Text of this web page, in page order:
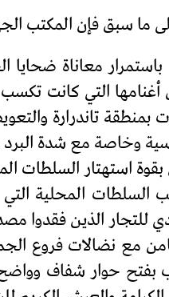
ما سبق فإن المكتب
باستمرار معاناة
التي كانت
بمنطقة تاندرارة
وخاصة مع شدة البرد
استهتار السلطات
السلطات المحلية
للتجار الذين فقدوا
مع نضالات فروع
بفتح حوار شفاف وواضح